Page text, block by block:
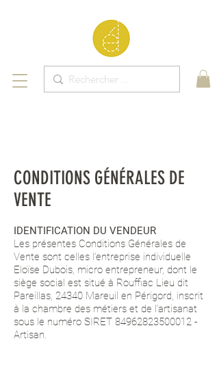
CONDITIONS GÉNÉRALES DE
VENTE
IDENTIFICATION DU VENDEUR
Les présentes Conditions Générales de
Vente sont celles l’entreprise individuelle
Eloïse Dubois, micro entrepreneur, dont le
siège social est situé à Rouffiac Lieu dit
Pareillas, 24340 Mareuil en Périgord, inscrit
à la chambre des métiers et de l’artisanat
sous le numéro SIRET 84962823500012 -
Artisan.